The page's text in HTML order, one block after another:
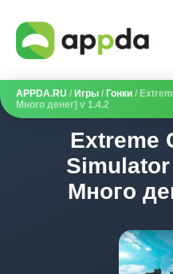
APPDA.RU / Игры / Гонки /
Много денег] v 1.4.2
Extreme
Много